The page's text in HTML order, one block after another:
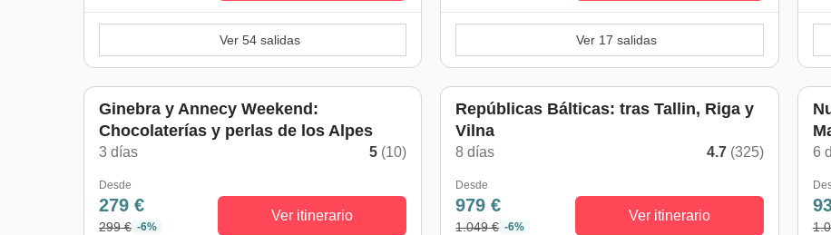
Ver 54 salidas Ver 17 salidas
Ginebra y Annecy Weekend:
Chocolaterías y perlas de los Alpes
3 días 5 (10)
Desde
279 €
299 € -6%
Ver itinerario
Repúblicas Bálticas: tras Tallin, Riga y
Vilna
8 días 4.7 (325)
Desde
979 €
1.049 € -6%
Ver itinerario
6